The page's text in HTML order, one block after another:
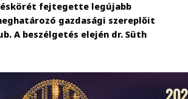
fejtegette legújabb
gazdasági szereplőit
A beszélgetés elején dr. Süth